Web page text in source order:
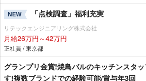
NEW 「点検調査」福利充実
リテックエンジニアリング株式会社
月給26万円～42万円
正社員 / 東京都
グランプリ金賞!焼鳥バルのキッチンスタ
す!複数ブランドでの経験可能/賞与年3回